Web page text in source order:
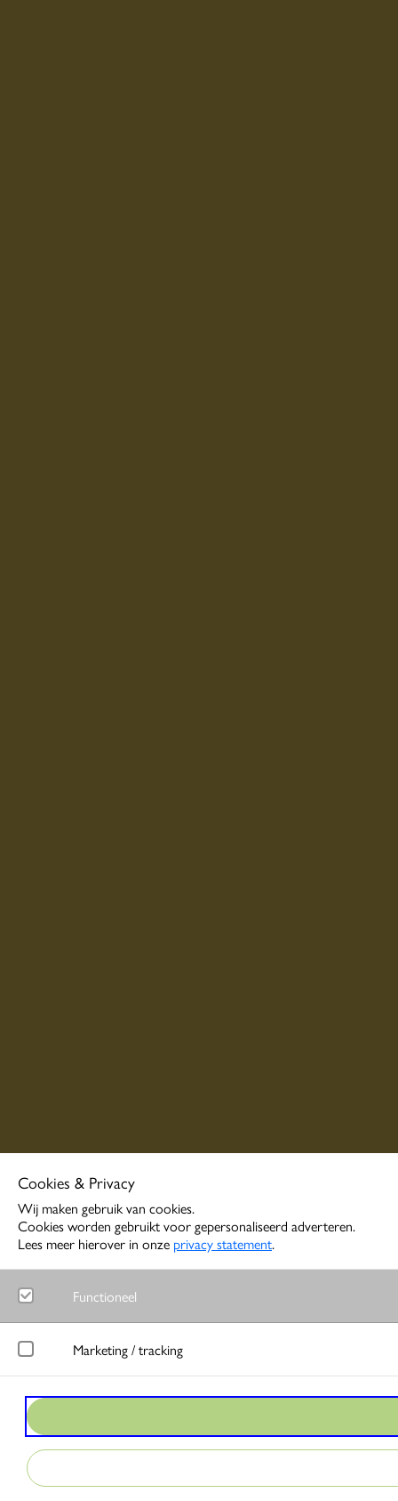
Cookies & Privacy
Wij maken gebruik van cookies.
Cookies worden gebruikt voor gepersonaliseerd adverteren.
Lees meer hierover in onze privacy statement.
Functioneel
Noodzakelijk
Google Analytics
Bezoekersstatistieken en gebruik van de website worden anoniem
Matomo
Marketing / tracking
LinkedIn
Meet gedrag van websitebezoekers en wordt gebruikt om
Google Ads
Bij interactie met advertenties slaat Google gegevens op om